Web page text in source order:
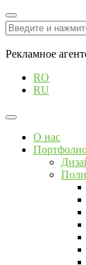
Рекламное
RO
RU
О нас